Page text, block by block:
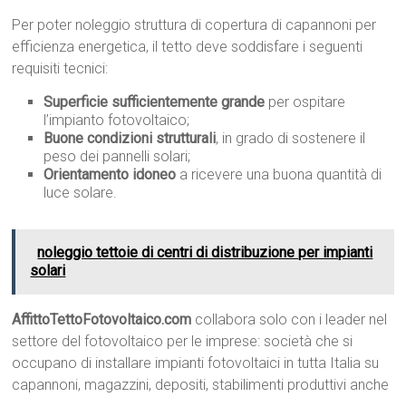
Per poter noleggio struttura di copertura di capannoni per
efficienza energetica, il tetto deve soddisfare i seguenti
requisiti tecnici:
Superficie sufficientemente grande per ospitare
l’impianto fotovoltaico;
Buone condizioni strutturali, in grado di sostenere il
peso dei pannelli solari;
Orientamento idoneo a ricevere una buona quantità di
luce solare.
noleggio tettoie di centri di distribuzione per impianti
solari
AffittoTettoFotovoltaico.com collabora solo con i leader nel
settore del fotovoltaico per le imprese: società che si
occupano di installare impianti fotovoltaici in tutta Italia su
capannoni, magazzini, depositi, stabilimenti produttivi anche